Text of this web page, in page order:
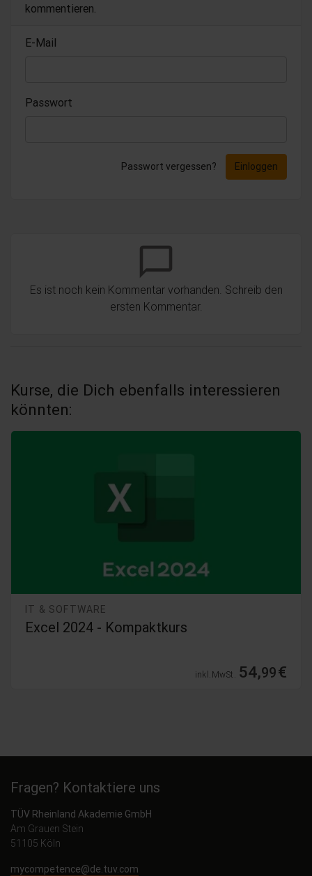
kommentieren.
E-Mail
Passwort
Passwort vergessen? Einloggen
chat_bubble_outline
Es ist noch kein Kommentar vorhanden. Schreib den
ersten Kommentar.
Kurse, die Dich ebenfalls interessieren
könnten:
IT & SOFTWARE
Excel 2024 - Kompaktkurs
inkl. MwSt. 54,99€
Fragen? Kontaktiere uns
TÜV Rheinland Akademie GmbH
Am Grauen Stein
51105 Köln
mycompetence@de.tuv.com